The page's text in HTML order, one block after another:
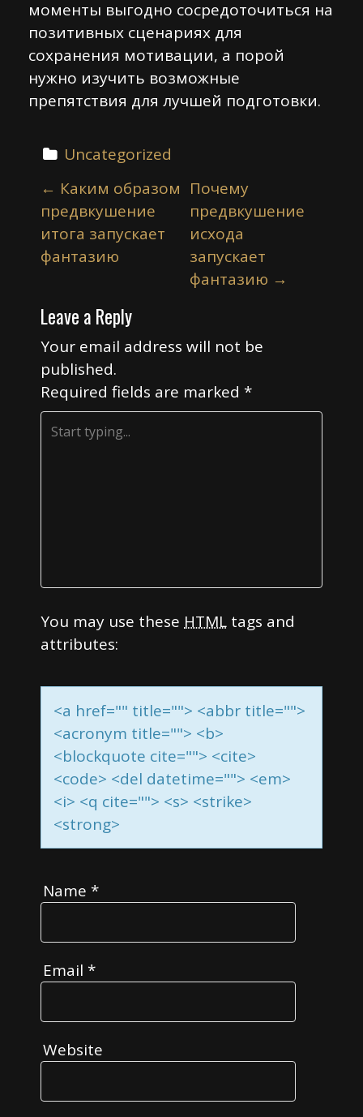
моменты выгодно сосредоточиться на
позитивных сценариях для
сохранения мотивации, а порой
нужно изучить возможные
препятствия для лучшей подготовки.
Uncategorized
P
o
s
t
a
v
i
g
a
t
← Каким образом
предвкушение
итога запускает
фантазию
Почему
предвкушение
исхода
запускает
фантазию →
Leave a Reply
Your email address will not be
published.
Required fields are marked *
You may use these HTML tags and
attributes:
<a href="" title=""> <abbr title="">
<acronym title=""> <b>
<blockquote cite=""> <cite>
<code> <del datetime=""> <em>
<i> <q cite=""> <s> <strike>
<strong>
Name *
Email *
Website